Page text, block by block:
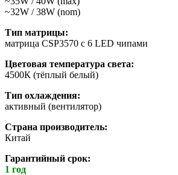
~32W / 38W (nom)
Тип матрицы:
матрица CSP3570 с 6 LED чипами
Цветовая температура света:
4500К (тёплый белый)
Тип охлаждения:
активный (вентилятор)
Страна производитель:
Китай
Гарантийный срок:
1 год